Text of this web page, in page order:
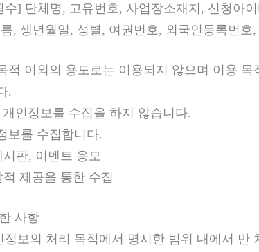
] 단체명, 고유번호, 사업장소재지, 신청아
, 생년월일, 성별, 여권번호, 외국인등록번
적 이외의 용도로는 이용되지 않으며 이용
.
인정보를 수집을 하지 않습니다.
보를 수집합니다.
판, 이벤트 응모
제공을 통한 수집
사항
보의 처리 목적에서 명시한 범위 내에서